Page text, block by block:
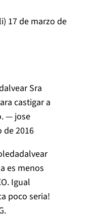
17 de marzo de
Sra
castigar a
— jose
de 2016
es menos
Igual
poco seria!